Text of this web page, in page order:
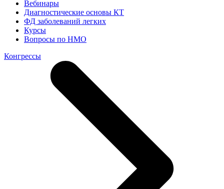
Вебинары
Диагностические основы КТ
ФД заболеваний легких
Курсы
Вопросы по НМО
Конгрессы